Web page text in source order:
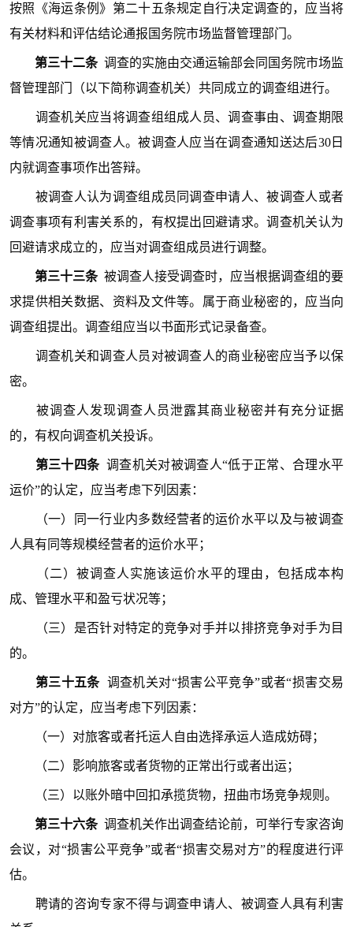
按照《海运条例》第二十五条规定自行决定调查的，应当将
有关材料和评估结论通报国务院市场监督管理部门。
第三十二条 调查的实施由交通运输部会同国务院市场监
督管理部门（以下简称调查机关）共同成立的调查组进行。
调查机关应当将调查组组成人员、调查事由、调查期限
等情况通知被调查人。被调查人应当在调查通知送达后30日
内就调查事项作出答辩。
被调查人认为调查组成员同调查申请人、被调查人或者
调查事项有利害关系的，有权提出回避请求。调查机关认为
回避请求成立的，应当对调查组成员进行调整。
第三十三条 被调查人接受调查时，应当根据调查组的要
求提供相关数据、资料及文件等。属于商业秘密的，应当向
调查组提出。调查组应当以书面形式记录备查。
调查机关和调查人员对被调查人的商业秘密应当予以保
密。
被调查人发现调查人员泄露其商业秘密并有充分证据
的，有权向调查机关投诉。
第三十四条调查机关对被调查人“低于正常、合理水平
运价”的认定，应当考虑下列因素：
（一）同一行业内多数经营者的运价水平以及与被调查
人具有同等规模经营者的运价水平；
（二）被调查人实施该运价水平的理由，包括成本构
成、管理水平和盈亏状况等；
（三）是否针对特定的竞争对手并以排挤竞争对手为目
的。
第三十五条 调查机关对“损害公平竞争”或者“损害交易
对方”的认定，应当考虑下列因素：
（一）对旅客或者托运人自由选择承运人造成妨碍；
（二）影响旅客或者货物的正常出行或者出运；
（三）以账外暗中回扣承揽货物，扭曲市场竞争规则。
第三十六条 调查机关作出调查结论前，可举行专家咨询
会议，对“损害公平竞争”或者“损害交易对方”的程度进行评
估。
聘请的咨询专家不得与调查申请人、被调查人具有利害